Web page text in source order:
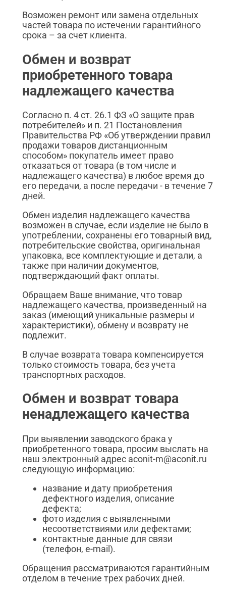
Возможен ремонт или замена отдельных
частей товара по истечении гарантийного
срока – за счет клиента.
Обмен и возврат
приобретенного товара
надлежащего качества
Согласно п. 4 ст. 26.1 ФЗ «О защите прав
потребителей» и п. 21 Постановления
Правительства РФ «Об утверждении правил
продажи товаров дистанционным
способом» покупатель имеет право
отказаться от товара (в том числе и
надлежащего качества) в любое время до
его передачи, а после передачи - в течение 7
дней.
Обмен изделия надлежащего качества
возможен в случае, если изделие не было в
употреблении, сохранены его товарный вид,
потребительские свойства, оригинальная
упаковка, все комплектующие и детали, а
также при наличии документов,
подтверждающий факт оплаты.
Обращаем Ваше внимание, что товар
надлежащего качества, произведенный на
заказ (имеющий уникальные размеры и
характеристики), обмену и возврату не
подлежит.
В случае возврата товара компенсируется
только стоимость товара, без учета
транспортных расходов.
Обмен и возврат товара
ненадлежащего качества
При выявлении заводского брака у
приобретенного товара, просим выслать на
наш электронный адрес aconit-m@aconit.ru
следующую информацию:
название и дату приобретения
дефектного изделия, описание
дефекта;
фото изделия с выявленными
несоответствиями или дефектами;
контактные данные для связи
(телефон, e-mail).
Обращения рассматриваются гарантийным
отделом в течение трех рабочих дней.